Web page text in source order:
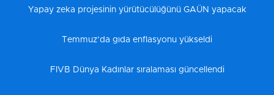
Yapay zeka projesinin yürütücülüğünü GAÜN yapacak
Temmuz’da gıda enflasyonu yükseldi
FIVB Dünya Kadınlar sıralaması güncellendi